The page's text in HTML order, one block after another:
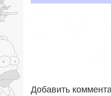
Добавить